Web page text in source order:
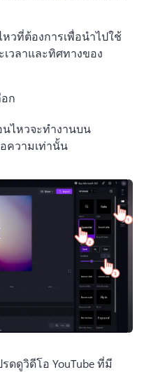
วลาและทิศทางของ
ก
นไหวจะทํางานบน
ความเท่านั้น
ดดูวิดีโอ YouTube ที่มี